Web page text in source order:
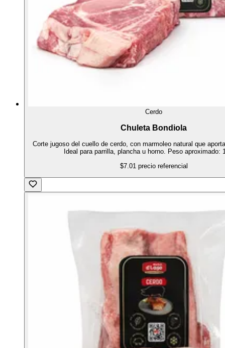
Cerdo
Chuleta Bondiola
Corte jugoso del cuello de cerdo, con marmoleo natural que
Ideal para parrilla, plancha u horno. Peso aproximado:
$7.01 precio referencial